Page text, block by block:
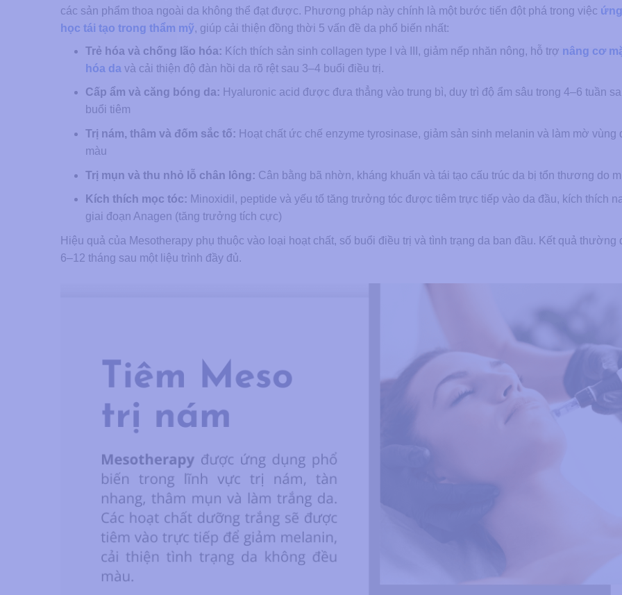
các sản phẩm thoa ngoài da không thể đạt được. Phương pháp này chính là một bước tiến đột phá trong việc
học tái tạo trong thẩm mỹ, giúp cải thiện đồng thời 5 vấn đề da phổ biến nhất:
Trẻ hóa và chống lão hóa: Kích thích sản sinh collagen type I và III, giảm nếp nhăn nông, hỗ trợ nâng cơ
hóa da và cải thiện độ đàn hồi da rõ rệt sau 3–4 buổi điều trị.
Cấp ẩm và căng bóng da: Hyaluronic acid được đưa thẳng vào trung bì, duy trì độ ẩm sâu trong 4–6 tuần
buổi tiêm
Trị nám, thâm và đốm sắc tố: Hoạt chất ức chế enzyme tyrosinase, giảm sản sinh melanin và làm mờ vùng
màu
Trị mụn và thu nhỏ lỗ chân lông: Cân bằng bã nhờn, kháng khuẩn và tái tạo cấu trúc da bị tổn thương do
Kích thích mọc tóc: Minoxidil, peptide và yếu tố tăng trưởng tóc được tiêm trực tiếp vào da đầu, kích thích
giai đoạn Anagen (tăng trưởng tích cực)
Hiệu quả của Mesotherapy phụ thuộc vào loại hoạt chất, số buổi điều trị và tình trạng da ban đầu. Kết quả thường
6–12 tháng sau một liệu trình đầy đủ.